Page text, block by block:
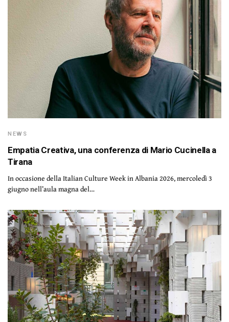
NEWS
Empatia Creativa, una conferenza di Mario Cucinella a
Tirana
In occasione della Italian Culture Week in Albania 2026, mercoledì 3
giugno nell’aula magna del…